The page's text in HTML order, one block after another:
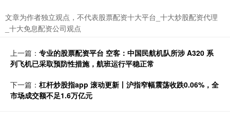
文章为作者独立观点，不代表股票配资十大平台_十大炒股配资代理
_十大免息配资公司观点
上一篇： 专业的股票配资平台 空客：中国民航机队所涉 A320 系
列飞机已采取预防性措施，航班运行平稳正常
下一篇： 杠杆炒股指app 滚动更新丨沪指窄幅震荡收跌0.06%，全
市场成交额不足1.6万亿元